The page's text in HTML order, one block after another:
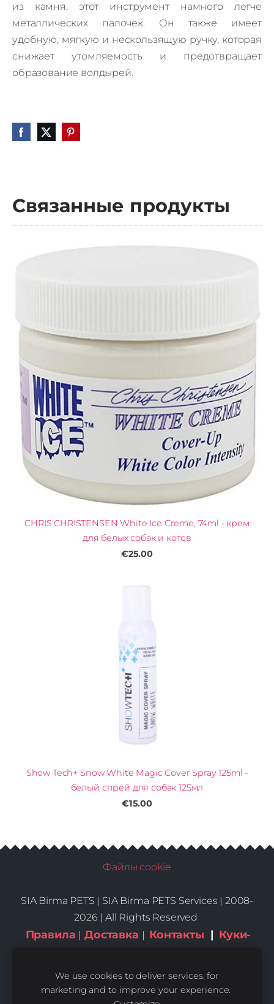
из камня, этот инструмент намного легче
металлических палочек.
Он также имеет
удобную, мягкую и нескользящую ручку, которая
снижает утомляемость и предотвращает
образование волдырей.
Связанные продукты
CHRIS CHRISTENSEN White Ice Creme, 74ml - крем
для белых собак и котов
€25.00
Show Tech+ Snow White Magic Cover Spray 125ml -
белый спрей для собак 125мл
€15.00
Файлы cookie
SIA Birma PETS | SIA Birma PETS Services | 2008-
2026 | All Rights Reserved
Правила | Доставка | Контакты | Куки-
We use cookies to deliver services, for
marketing and to improve your experience.